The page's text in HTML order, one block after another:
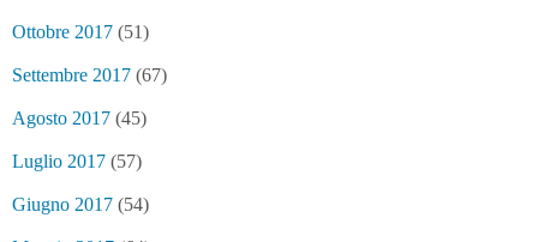
Ottobre 2017 (51)
Settembre 2017 (67)
Agosto 2017 (45)
Luglio 2017 (57)
Giugno 2017 (54)